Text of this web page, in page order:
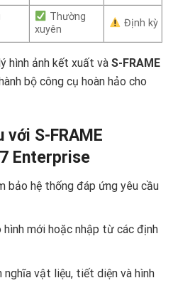
Thường
xuyên
Định kỳ
hình ảnh kết xuất và S-FRAME
bộ công cụ hoàn hảo cho
với S-FRAME
Enterprise
bảo hệ thống đáp ứng yêu cầu
mới hoặc nhập từ các định
nghĩa vật liệu, tiết diện và hình